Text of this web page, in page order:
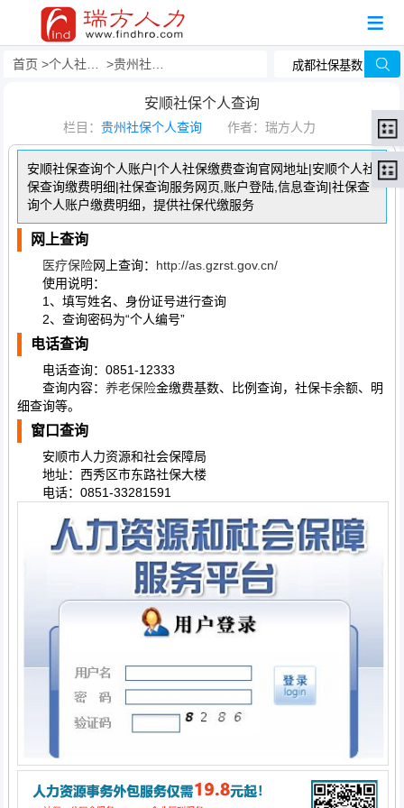
首页 个人社保查询 贵州社保个人查询
安顺社保个人查询
栏目： 贵州社保个人查询 作者：瑞方人力
安顺社保查询个人账户|个人社保缴费查询官网地址|安顺个人社
保查询缴费明细|社保查询服务网页,账户登陆,信息查询|社保查
询个人账户缴费明细，提供社保代缴服务
网上查询
医疗保险网上查询： http://as.gzrst.gov.cn/
使用说明：
1、填写姓名、身份证号进行查询
2、查询密码为“个人编号”
电话查询
电话查询：0851-12333
查询内容： 养老保险金缴费基数、比例查询，社保卡余额、明
细查询等。
窗口查询
安顺市人力资源和社会保障局
地址：西秀区市东路社保大楼
电话：0851-33281591